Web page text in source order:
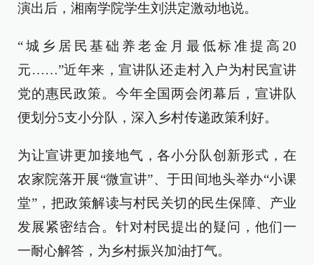
演出后，湘南学院学生刘洪定激动地说。
“城乡居民基础养老金月最低标准提高20
元……”近年来，宣讲队还走村入户为村民宣讲
党的惠民政策。今年全国两会闭幕后，宣讲队
便划分5支小分队，深入乡村传递政策利好。
为让宣讲更加接地气，各小分队创新形式，在
农家院落开展“微宣讲”、于田间地头举办“小课
堂”，把政策解读与村民关切的民生保障、产业
发展紧密结合。针对村民提出的疑问，他们一
一耐心解答，为乡村振兴加油打气。